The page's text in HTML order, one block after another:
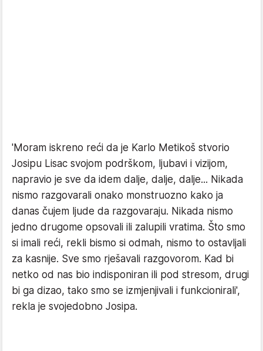
'Moram iskreno reći da je Karlo Metikoš stvorio
Josipu Lisac svojom podrškom, ljubavi i vizijom,
napravio je sve da idem dalje, dalje, dalje... Nikada
nismo razgovarali onako monstruozno kako ja
danas čujem ljude da razgovaraju. Nikada nismo
jedno drugome opsovali ili zalupili vratima. Što smo
si imali reći, rekli bismo si odmah, nismo to ostavljali
za kasnije. Sve smo rješavali razgovorom. Kad bi
netko od nas bio indisponiran ili pod stresom, drugi
bi ga dizao, tako smo se izmjenjivali i funkcionirali',
rekla je svojedobno Josipa.